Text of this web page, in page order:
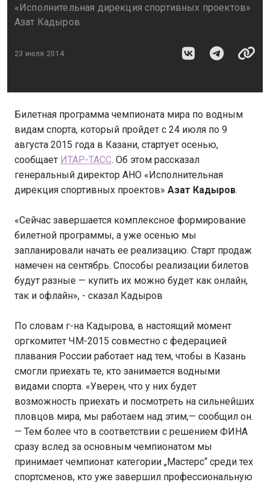
«Исполнительная дирекция спортивных проектов»
Азат Кадыров
23 июля 2014
Билетная программа чемпионата мира по водным
видам спорта, который пройдет с 24 июля по 9
августа 2015 года в Казани, стартует осенью,
сообщает ИТАР-ТАСС. Об этом рассказал
генеральный директор АНО «Исполнительная
дирекция спортивных проектов» Азат Кадыров.
«Сейчас завершается комплексное формирование
билетной программы, а уже осенью мы
запланировали начать ее реализацию. Старт продаж
намечен на сентябрь. Способы реализации билетов
будут разные — купить их можно будет как онлайн,
так и офлайн», - сказал Кадыров
По словам г-на Кадырова, в настоящий момент
оргкомитет ЧМ-2015 совместно с федерацией
плавания России работает над тем, чтобы в Казань
смогли приехать те, кто занимается водными
видами спорта. «Уверен, что у них будет
возможность приехать и посмотреть на сильнейших
пловцов мира, мы работаем над этим,— сообщил он.
— Тем более что в соответствии с решением ФИНА
сразу вслед за основным чемпионатом мы
принимает чемпионат категории „Мастерс“ среди тех
спортсменов, кто уже завершил профессиональную